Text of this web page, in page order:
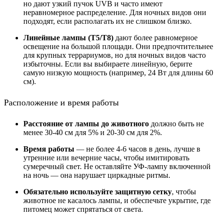
но дают узкий пучок UVB и часто имеют
неравномерное распределение. Для ночных видов они
подходят, если располагать их не слишком близко.
Линейные лампы (T5/T8) дают более равномерное
освещение на большой площади. Они предпочтительнее
для крупных террариумов, но для ночных видов часто
избыточны. Если вы выбираете линейную, берите
самую низкую мощность (например, 24 Вт для длины 60
см).
Расположение и время работы
Расстояние от лампы до животного должно быть не
менее 30-40 см для 5% и 20-30 см для 2%.
Время работы — не более 4-6 часов в день, лучше в
утренние или вечерние часы, чтобы имитировать
сумеречный свет. Не оставляйте УФ-лампу включенной
на ночь — она нарушает циркадные ритмы.
Обязательно используйте защитную сетку, чтобы
животное не касалось лампы, и обеспечьте укрытие, где
питомец может спрятаться от света.